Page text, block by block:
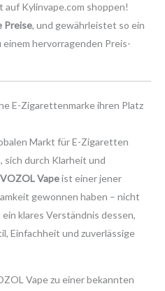
auf Kylinvape.com shoppen!
Preise, und gewährleistet so ein
hervorragenden Preis-
E-Zigarettenmarke ihren Platz
Markt für E-Zigaretten
sich durch Klarheit und
VOZOL Vapeist einer jener
gewonnen haben – nicht
klares Verständnis dessen,
Einfachheit und zuverlässige
Vape zu einer bekannten